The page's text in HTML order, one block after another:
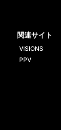
関連サイト
VISIONS
PPV